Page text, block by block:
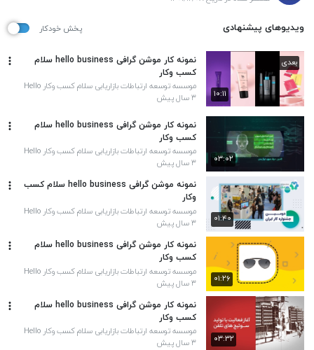
ویدیوهای پیشنهادی پخش خودکار
۱۰:۱۱
بعدی
نمونه کار موشن گرافی hello business سلام
کسب وکار
موسسه توسعه ارتباطات بازاریابی سلام کسب وکار Hello
Business
۳ سال پیش
۰۳:۰۲
نمونه کار موشن گرافی hello business سلام
کسب وکار
موسسه توسعه ارتباطات بازاریابی سلام کسب وکار Hello
Business
۳ سال پیش
۰۱:۴۰
نمونه موشن گرافی hello business سلام کسب
وکار
موسسه توسعه ارتباطات بازاریابی سلام کسب وکار Hello
Business
۳ سال پیش
۰۱:۲۶
نمونه کار موشن گرافی hello business سلام
کسب وکار
موسسه توسعه ارتباطات بازاریابی سلام کسب وکار Hello
Business
۳ سال پیش
۰۳:۳۲
نمونه کار موشن گرافی hello business سلام
کسب وکار
موسسه توسعه ارتباطات بازاریابی سلام کسب وکار Hello
Business
۳ سال پیش